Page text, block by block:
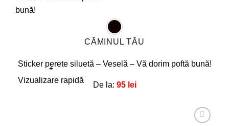
+
Acest
Vizualizare rapidă
CĂMINUL TĂU
Sticker perete siluetă – Veselă – Vă dorim poftă bună!
De la: 95 lei